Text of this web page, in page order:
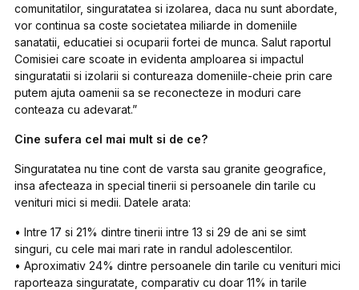
comunitatilor, singuratatea si izolarea, daca nu sunt abordate,
vor continua sa coste societatea miliarde in domeniile
sanatatii, educatiei si ocuparii fortei de munca. Salut raportul
Comisiei care scoate in evidenta amploarea si impactul
singuratatii si izolarii si contureaza domeniile-cheie prin care
putem ajuta oamenii sa se reconecteze in moduri care
conteaza cu adevarat.”
Cine sufera cel mai mult si de ce?
Singuratatea nu tine cont de varsta sau granite geografice,
insa afecteaza in special tinerii si persoanele din tarile cu
venituri mici si medii. Datele arata:
• Intre 17 si 21% dintre tinerii intre 13 si 29 de ani se simt
singuri, cu cele mai mari rate in randul adolescentilor.
• Aproximativ 24% dintre persoanele din tarile cu venituri mici
raporteaza singuratate, comparativ cu doar 11% in tarile